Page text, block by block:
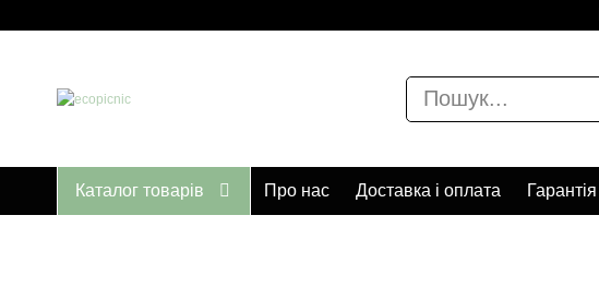
Каталог товарів Про нас Доставка і оплата Гарантія